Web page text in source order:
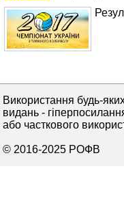
Використання будь-
видань -
або часткового
© 2016-2025 РОФВ